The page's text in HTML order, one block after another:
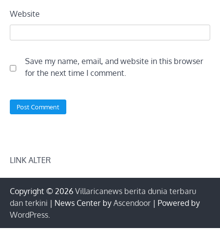
Website
Save my name, email, and website in this browser
for the next time I comment.
LINK ALTER
Copyright © 2026 Villaricanews berita dunia terbaru
dan terkini | News Center by Ascendoor | Powered by
WordPress